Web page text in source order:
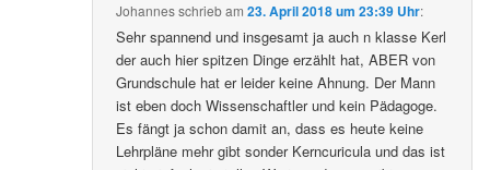
Johannesschriebam23. April 2018 um 23:39 Uhr:
Sehr spannend und insgesamt ja auch n klasse Kerl
der auch hier spitzen Dinge erzählt hat, ABER von
Grundschule hat er leider keine Ahnung. Der Mann
ist eben doch Wissenschaftler und kein Pädagoge.
Es fängt ja schon damit an, dass es heute keine
Lehrpläne mehr gibt sonder Kerncuricula und das ist